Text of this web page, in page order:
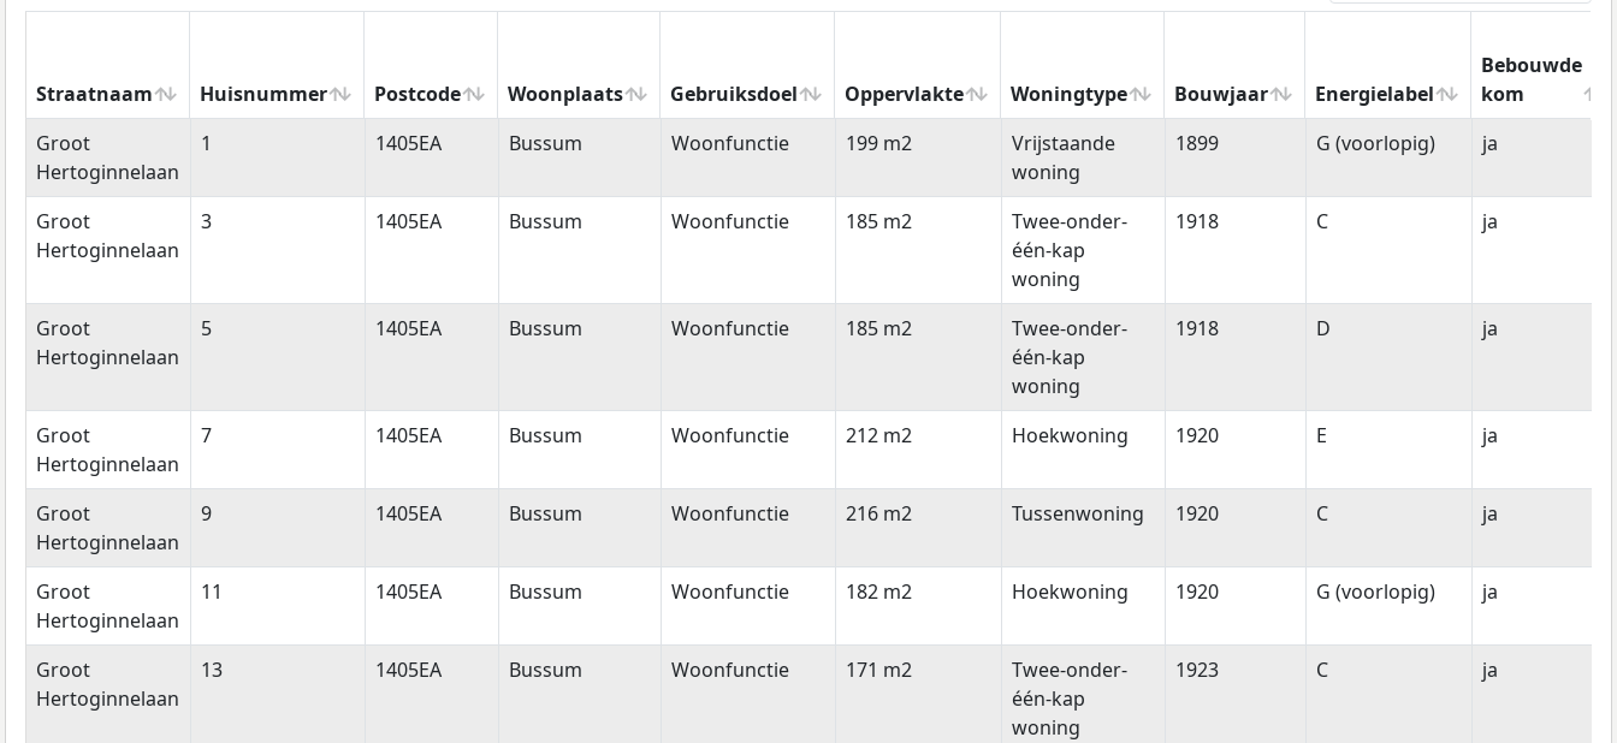
Straatnaam Huisnummer Postcode Woonplaats Gebruiksdoel Oppervlakte Woningtype Bouwjaar Energielabel
Bebouwde
kom
Straatnaam
Huisnummer Postcode Woonplaats Gebruiksdoel Oppervlakte Woningtype Bouwjaar Energielabel
Bebouwde
kom
Groot
Hertoginnelaan
1 1405EA Bussum Woonfunctie 199 m2
Vrijstaande
woning
1899 G (voorlopig) ja
Groot
Hertoginnelaan
3 1405EA Bussum Woonfunctie 185 m2
Twee-onder-
één-kap
woning
1918 C ja
Groot
Hertoginnelaan
5 1405EA Bussum Woonfunctie 185 m2
Twee-onder-
één-kap
woning
1918 D ja
Groot
Hertoginnelaan
7 1405EA Bussum Woonfunctie 212 m2 Hoekwoning 1920 E ja
Groot
Hertoginnelaan
9 1405EA Bussum Woonfunctie 216 m2 Tussenwoning 1920 C ja
Groot
Hertoginnelaan
11 1405EA Bussum Woonfunctie 182 m2 Hoekwoning 1920 G (voorlopig) ja
Groot
Hertoginnelaan
13 1405EA Bussum Woonfunctie 171 m2
Twee-onder-
één-kap
woning
1923 C ja